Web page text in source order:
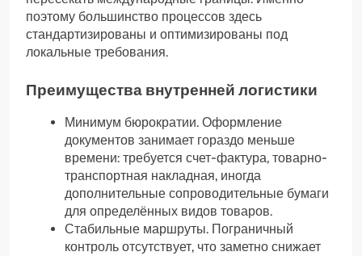
поэтому большинство процессов здесь
стандартизированы и оптимизированы под
локальные требования.
Преимущества внутренней логистики
Минимум бюрократии. Оформление
документов занимает гораздо меньше
времени: требуется счет-фактура, товарно-
транспортная накладная, иногда
дополнительные сопроводительные бумаги
для определённых видов товаров.
Стабильные маршруты. Пограничный
контроль отсутствует, что заметно снижает